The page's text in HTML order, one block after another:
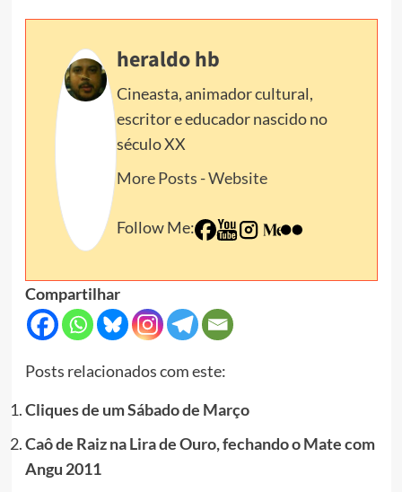
heraldo hb
Cineasta, animador cultural,
escritor e educador nascido no
século XX
More Posts -Website
Follow Me:
Compartilhar
Posts relacionados com este:
Cliques de um Sábado de Março
Caô de Raiz na Lira de Ouro, fechando o Mate com
Angu 2011